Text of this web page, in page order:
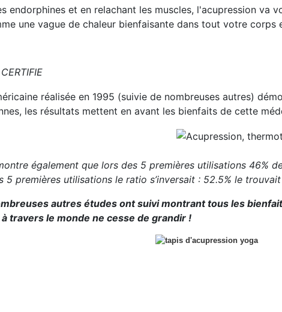
endorphines et en relachant les muscles, l'acupression va
une vague de chaleur bienfaisante dans tout votre
réalisée en 1995 (suivie de nombreuses autres)
les résultats mettent en avant les bienfaits de cette
également que lors des 5 premières utilisations 46%
5 premières utilisations le ratio s’inversait : 52.5% le
autres études ont suivi montrant tous les
travers le monde ne cesse de grandir !